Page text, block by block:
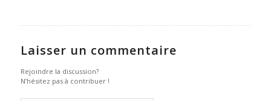
Laisser un commentaire
Rejoindre la discussion?
N’hésitez pas à contribuer !